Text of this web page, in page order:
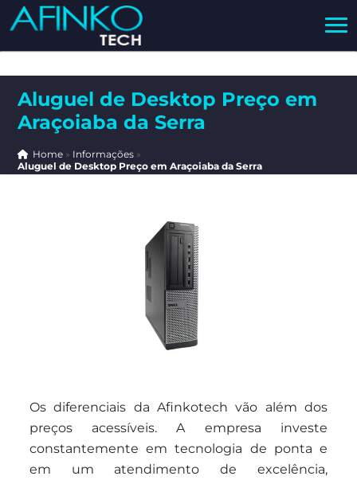
Aluguel de Desktop Preço em
Araçoiaba da Serra
Home» Informações »
Aluguel de Desktop Preço em Araçoiaba da Serra
Os diferenciais da Afinkotech vão além dos
preços acessíveis. A empresa investe
constantemente em tecnologia de ponta e
em um atendimento de excelência,